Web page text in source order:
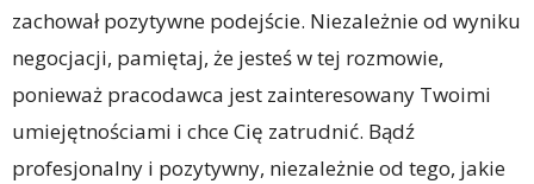
zachował pozytywne podejście. Niezależnie od wyniku
negocjacji, pamiętaj, że jesteś w tej rozmowie,
ponieważ pracodawca jest zainteresowany Twoimi
umiejętnościami i chce Cię zatrudnić. Bądź
profesjonalny i pozytywny, niezależnie od tego, jakie